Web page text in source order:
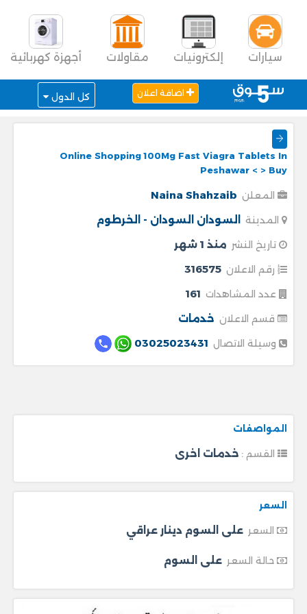
سيارات إلكترونيات مقاولات أجهزة كهربائية
اضافة اعلان كل الدول
Online Shopping 100Mg Fast Viagra Tablets In
Peshawar < > Buy
المعلن Naina Shahzaib
المدينة السودان السودان - الخرطوم
تاريخ النشر منذ 1 شهر
رقم الاعلان 316575
عدد المشاهدات 161
قسم الاعلان خدمات
وسيلة الاتصال 03025023431
المواصفات
خدمات اخرى
السعر
السعر على السوم دينار عراقي
حالة السعر على السوم